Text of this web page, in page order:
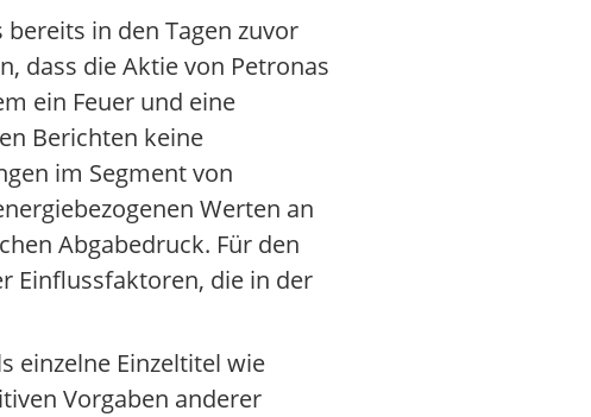
in den Tagen zuvor
dass die Aktie von Petronas
ein Feuer und eine
Berichten keine
im Segment von
Werten an
Abgabedruck. Für den
Einflussfaktoren, die in der
einzelne Einzeltitel wie
Vorgaben anderer